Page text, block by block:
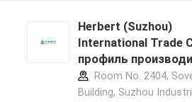
Herbert (Suzhou)
International Trade
профиль
Room No. 2404,
Building, Suzhou